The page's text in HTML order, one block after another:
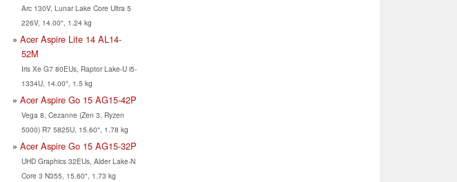
Arc 130V, Lunar Lake Core Ultra 5
226V, 14.00", 1.24 kg
Acer Aspire Lite 14 AL14-
52M
Iris Xe G7 80EUs, Raptor Lake-U i5-
1334U, 14.00", 1.5 kg
Acer Aspire Go 15 AG15-42P
Vega 8, Cezanne (Zen 3, Ryzen
5000) R7 5825U, 15.60", 1.78 kg
Acer Aspire Go 15 AG15-32P
UHD Graphics 32EUs, Alder Lake-N
Core 3 N355, 15.60", 1.73 kg